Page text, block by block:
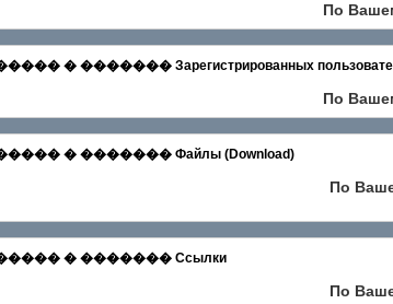
По
� ������� Зарегистрированных
По
� ������� Файлы (Download)
По
� ������� Ссылки
По